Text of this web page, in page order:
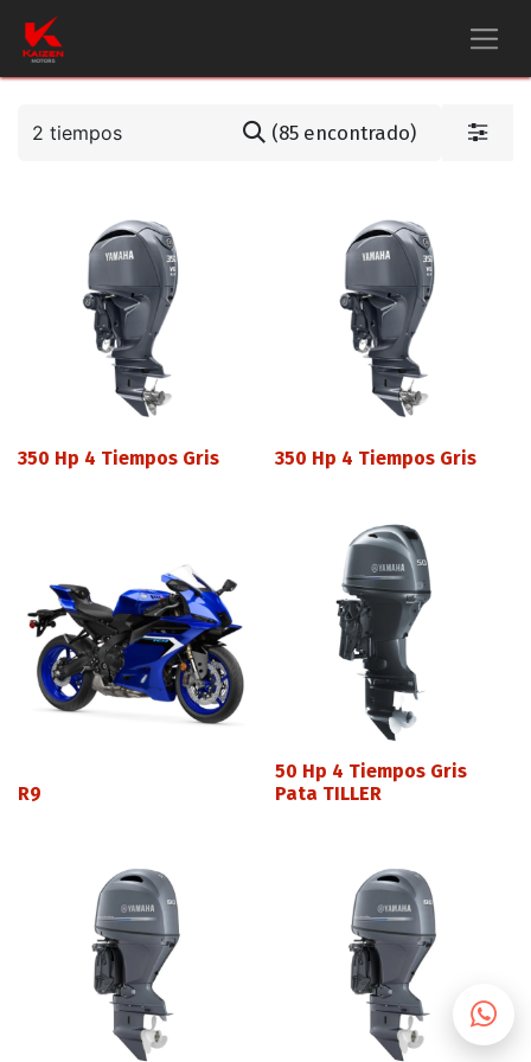
(85 encontrado)
350 Hp 4 Tiempos Gris 350 Hp 4 Tiempos Gris
R9
50 Hp 4 Tiempos Gris
Pata TILLER